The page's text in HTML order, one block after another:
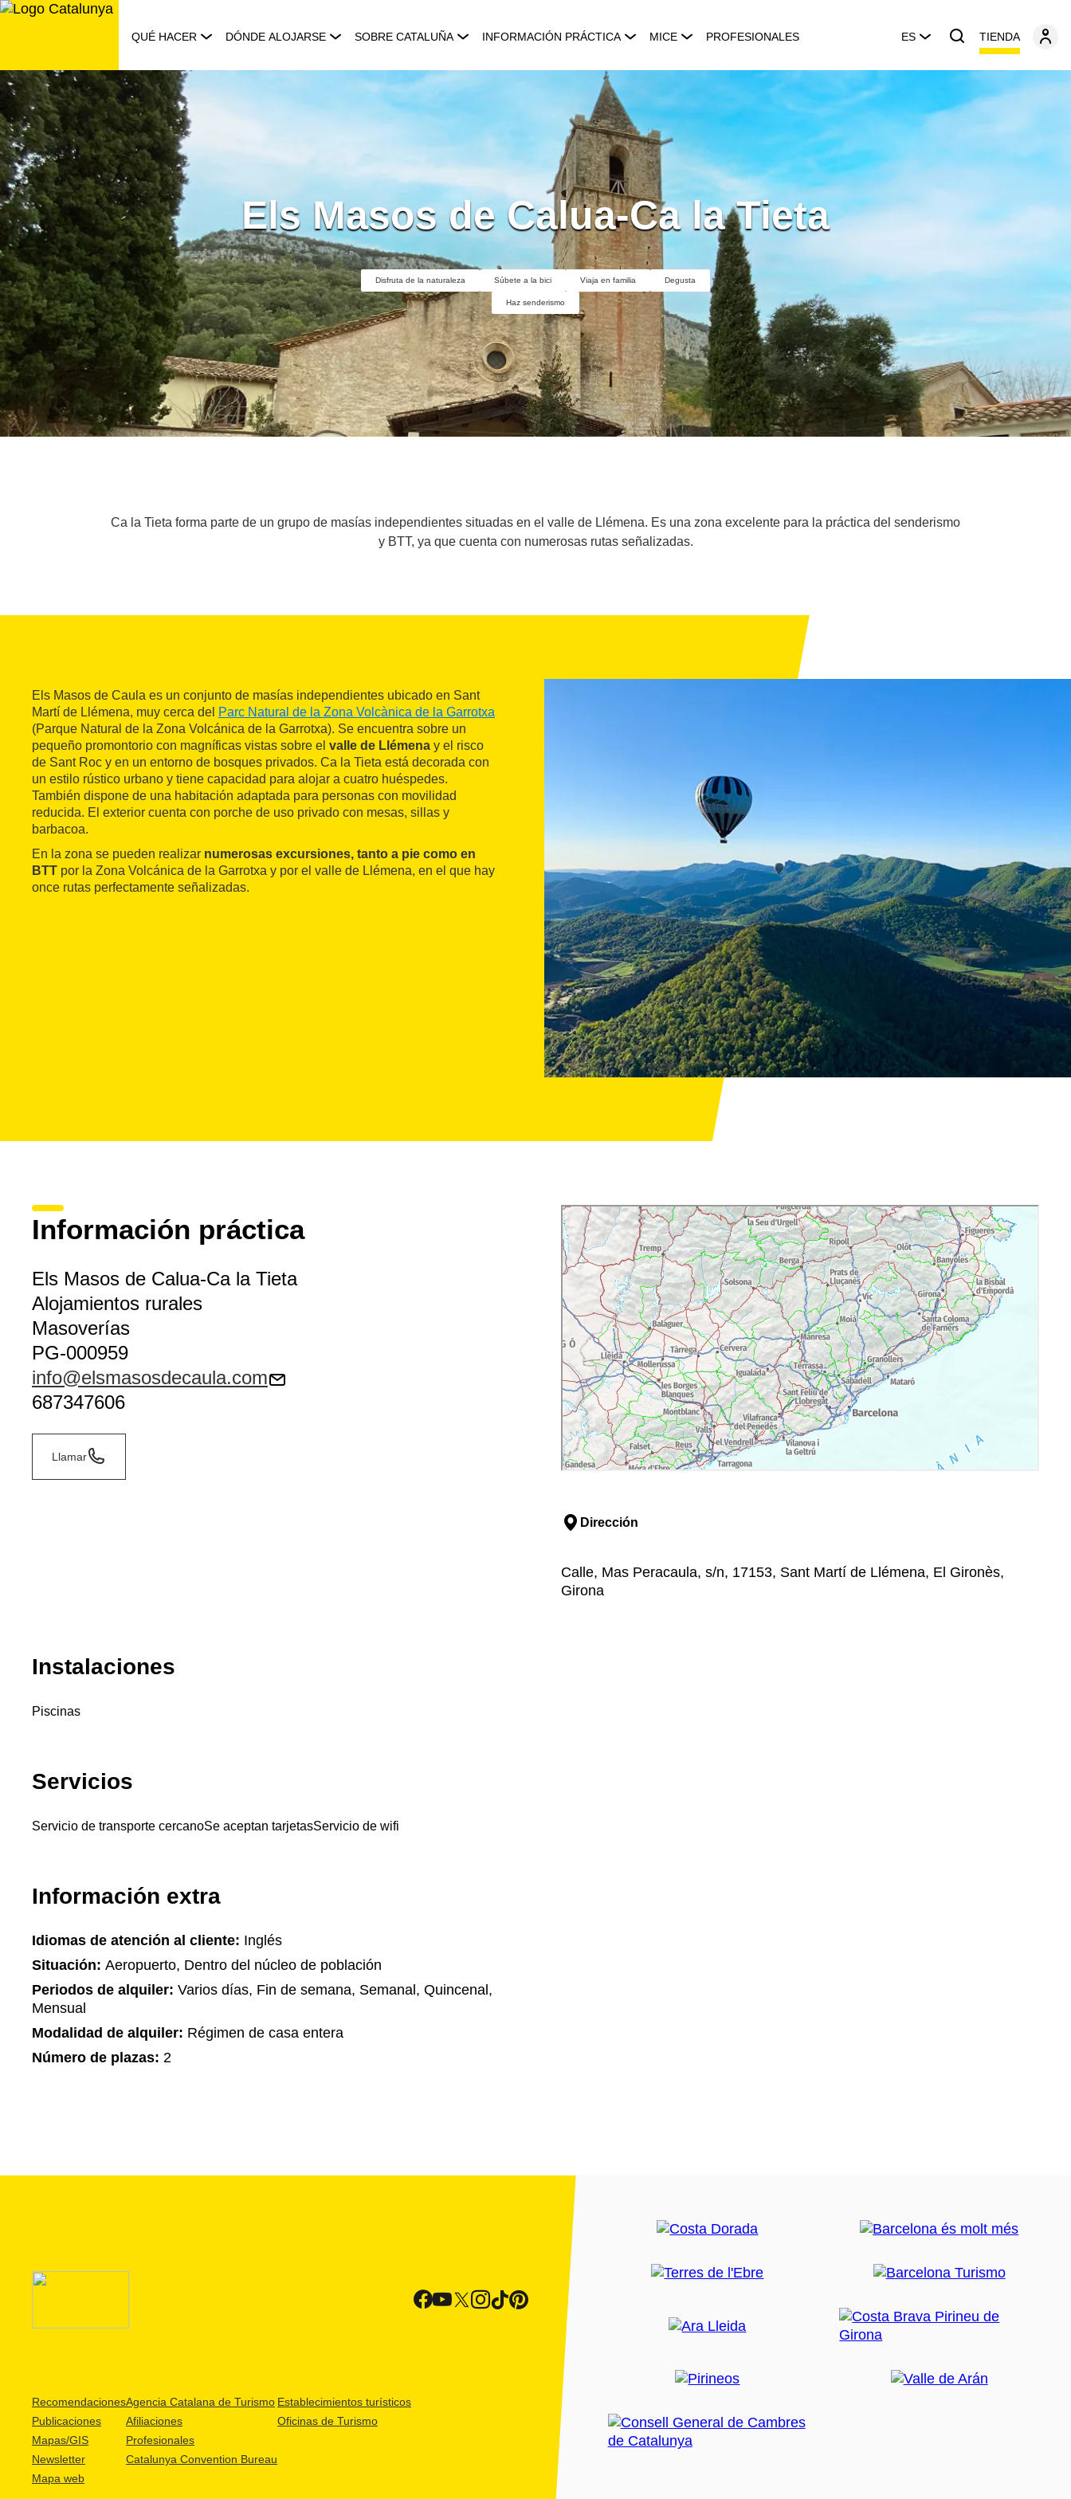
Saltar
QUÉ HACER DÓNDE ALOJARSE SOBRE CATALUÑA INFORMACIÓN PRÁCTICA MICE PROFESIONALES ES TIENDA
Els Masos de Calua-Ca la Tieta
Disfruta de la naturaleza Súbete a la bici Viaja en familia Degusta
Haz senderismo
Ca la Tieta forma parte de un grupo de masías independientes situadas en el valle de Llémena. Es una zona excelente para la práctica del senderismo
y BTT, ya que cuenta con numerosas rutas señalizadas.
Els Masos de Caula es un conjunto de masías independientes ubicado en Sant
Martí de Llémena, muy cerca del Parc Natural de la Zona Volcànica de la Garrotxa
(Parque Natural de la Zona Volcánica de la Garrotxa). Se encuentra sobre un
pequeño promontorio con magníficas vistas sobre el valle de Llémena y el risco
de Sant Roc y en un entorno de bosques privados. Ca la Tieta está decorada con
un estilo rústico urbano y tiene capacidad para alojar a cuatro huéspedes.
También dispone de una habitación adaptada para personas con movilidad
reducida. El exterior cuenta con porche de uso privado con mesas, sillas y
barbacoa.
En la zona se pueden realizar numerosas excursiones, tanto a pie como en
BTT por la Zona Volcánica de la Garrotxa y por el valle de Llémena, en el que hay
once rutas perfectamente señalizadas.
Información práctica
Els Masos de Calua-Ca la Tieta
Alojamientos rurales
Masoverías
PG-000959
info@elsmasosdecaula.com
687347606
Llamar
Dirección
Calle, Mas Peracaula, s/n, 17153, Sant Martí de Llémena, El Gironès,
Girona
Instalaciones
Piscinas
Servicios
Servicio de transporte cercanoSe aceptan tarjetasServicio de wifi
Información extra
Idiomas de atención al cliente: Inglés
Situación: Aeropuerto, Dentro del núcleo de población
Periodos de alquiler: Varios días, Fin de semana, Semanal, Quincenal,
Mensual
Modalidad de alquiler: Régimen de casa entera
Número de plazas: 2
Recomendaciones
Publicaciones
Mapas/GIS
Newsletter
Mapa web
Agencia Catalana de Turismo
Afiliaciones
Profesionales
Catalunya Convention Bureau
Establecimientos turísticos
Oficinas de Turismo